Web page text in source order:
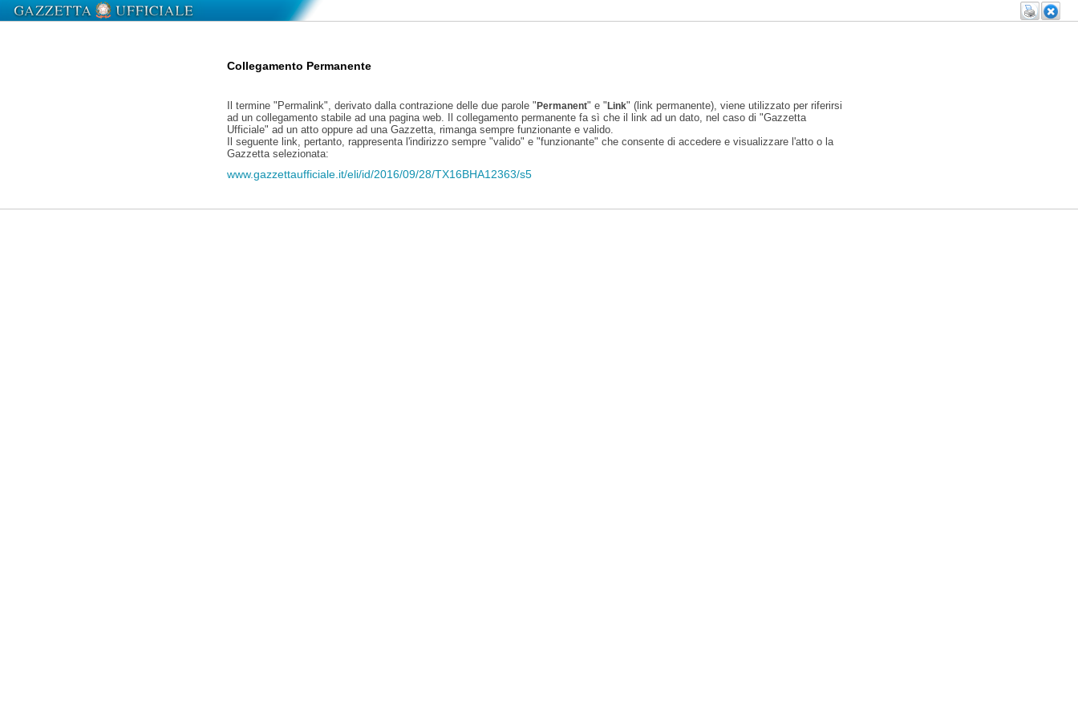
Collegamento Permanente
Il termine "Permalink", derivato dalla contrazione delle due parole "Permanent" e "Link" (link permanente), viene utilizzato per riferirsi
ad un collegamento stabile ad una pagina web. Il collegamento permanente fa sì che il link ad un dato, nel caso di "Gazzetta
Ufficiale" ad un atto oppure ad una Gazzetta, rimanga sempre funzionante e valido.
Il seguente link, pertanto, rappresenta l'indirizzo sempre "valido" e "funzionante" che consente di accedere e visualizzare l'atto o la
Gazzetta selezionata:
www.gazzettaufficiale.it/eli/id/2016/09/28/TX16BHA12363/s5